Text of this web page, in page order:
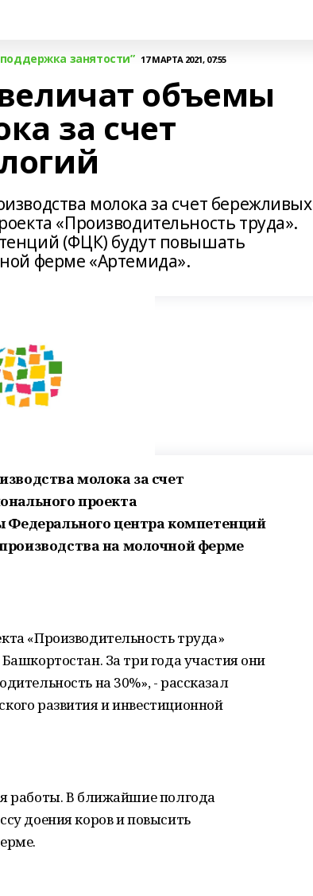
занятости” 17 МАРТА 2021, 07:55
объемы
за счет
молока за счет бережливых
«Производительность труда».
(ФЦК) будут повышать
ферме «Артемида».
молока за счет
проекта
Федерального центра компетенций
на молочной ферме
«Производительность труда»
За три года участия они
на 30%», - рассказал
развития и инвестиционной
работы. В ближайшие полгода
доения коров и повысить